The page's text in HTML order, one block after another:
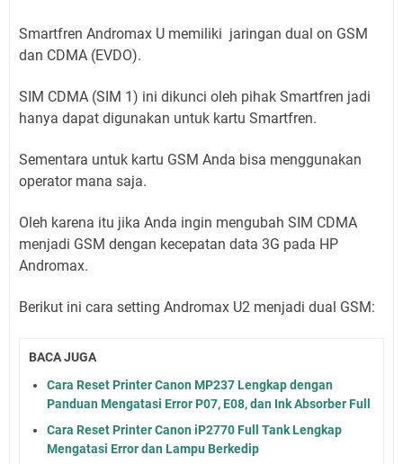
Smartfren Andromax U memiliki jaringan dual on GSM
dan CDMA (EVDO).
SIM CDMA (SIM 1) ini dikunci oleh pihak Smartfren jadi
hanya dapat digunakan untuk kartu Smartfren.
Sementara untuk kartu GSM Anda bisa menggunakan
operator mana saja.
Oleh karena itu jika Anda ingin mengubah SIM CDMA
menjadi GSM dengan kecepatan data 3G pada HP
Andromax.
Berikut ini cara setting Andromax U2 menjadi dual GSM:
BACA JUGA
Cara Reset Printer Canon MP237 Lengkap dengan
Panduan Mengatasi Error P07, E08, dan Ink Absorber Full
Cara Reset Printer Canon iP2770 Full Tank Lengkap
Mengatasi Error dan Lampu Berkedip